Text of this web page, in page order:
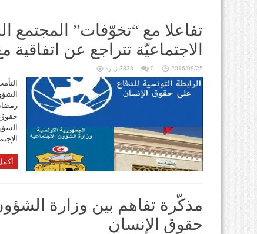
تفاعلا مع “تخوّفات” المجتمع
الاجتماعيّة تتراجع عن
2016/08/25
0 3833 زيارة
مذكّرة تفاهم بين وزارة
حقوق الإنسان